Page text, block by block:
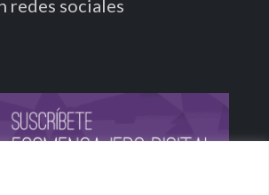
redes sociales